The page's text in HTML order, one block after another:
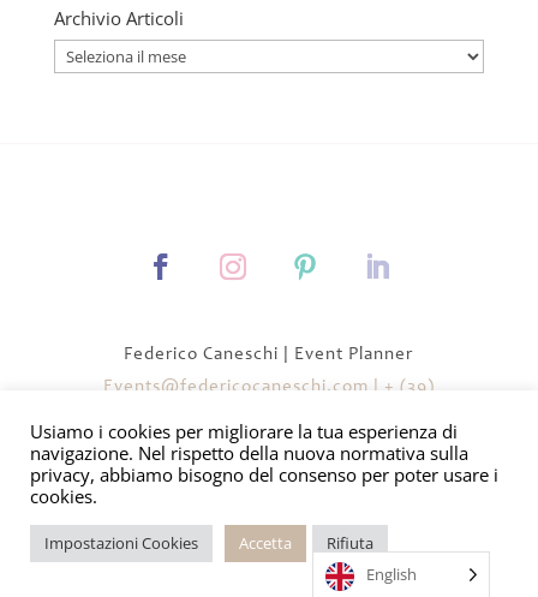
Archivio Articoli
Archivio
Articoli
Federico Caneschi | Event Planner
Events@federicocaneschi.com | + (39)
Privacy policy|Cookie policy|Contatti
Usiamo i cookies per migliorare la tua esperienza di
navigazione. Nel rispetto della nuova normativa sulla
privacy, abbiamo bisogno del consenso per poter usare i
cookies.
Impostazioni Cookies Accetta
Rifiuta
English